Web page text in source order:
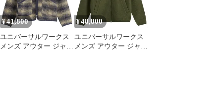
¥41,800
ユニバーサルワークス
メンズ アウター ジャケ
¥48,800
ユニバーサルワークス
メンズ アウター ジャケ